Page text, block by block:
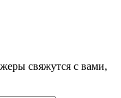
свяжутся с вами,